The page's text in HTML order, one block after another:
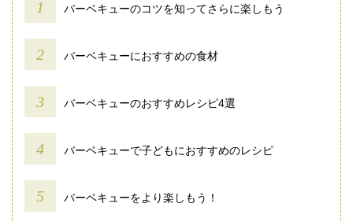
バーベキューのコツを知ってさらに楽しもう
バーベキューにおすすめの食材
バーベキューのおすすめレシピ4選
バーベキューで子どもにおすすめのレシピ
バーベキューをより楽しもう！